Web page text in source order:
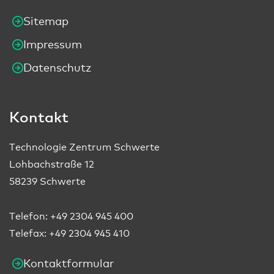
Sitemap
Impressum
Datenschutz
Kontakt
Technologie Zentrum Schwerte
Lohbachstraße 12
58239 Schwerte
Telefon: +49 2304 945 400
Telefax: +49 2304 945 410
Kontaktformular